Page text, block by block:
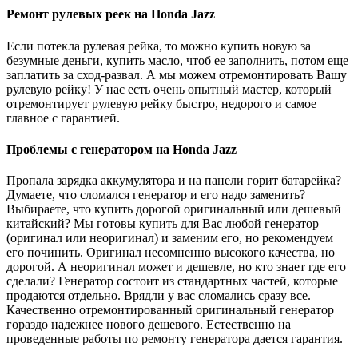
Ремонт рулевых реек на Honda Jazz
Если потекла рулевая рейка, то можно купить новую за
безумные деньги, купить масло, чтоб ее заполнить, потом еще
заплатить за сход-развал. А мы можем отремонтировать Вашу
рулевую рейку! У нас есть очень опытный мастер, который
отремонтирует рулевую рейку быстро, недорого и самое
главное с гарантией.
Проблемы с генератором на Honda Jazz
Пропала зарядка аккумулятора и на панели горит батарейка?
Думаете, что сломался генератор и его надо заменить?
Выбираете, что купить дорогой оригинальный или дешевый
китайский? Мы готовы купить для Вас любой генератор
(оригинал или неоригинал) и заменим его, но рекомендуем
его починить. Оригинал несомненно высокого качества, но
дорогой. А неоригинал может и дешевле, но кто знает где его
сделали? Генератор состоит из стандартных частей, которые
продаются отдельно. Врядли у вас сломались сразу все.
Качественно отремонтированный оригинальный генератор
гораздо надежнее нового дешевого. Естественно на
проведенные работы по ремонту генератора дается гарантия.